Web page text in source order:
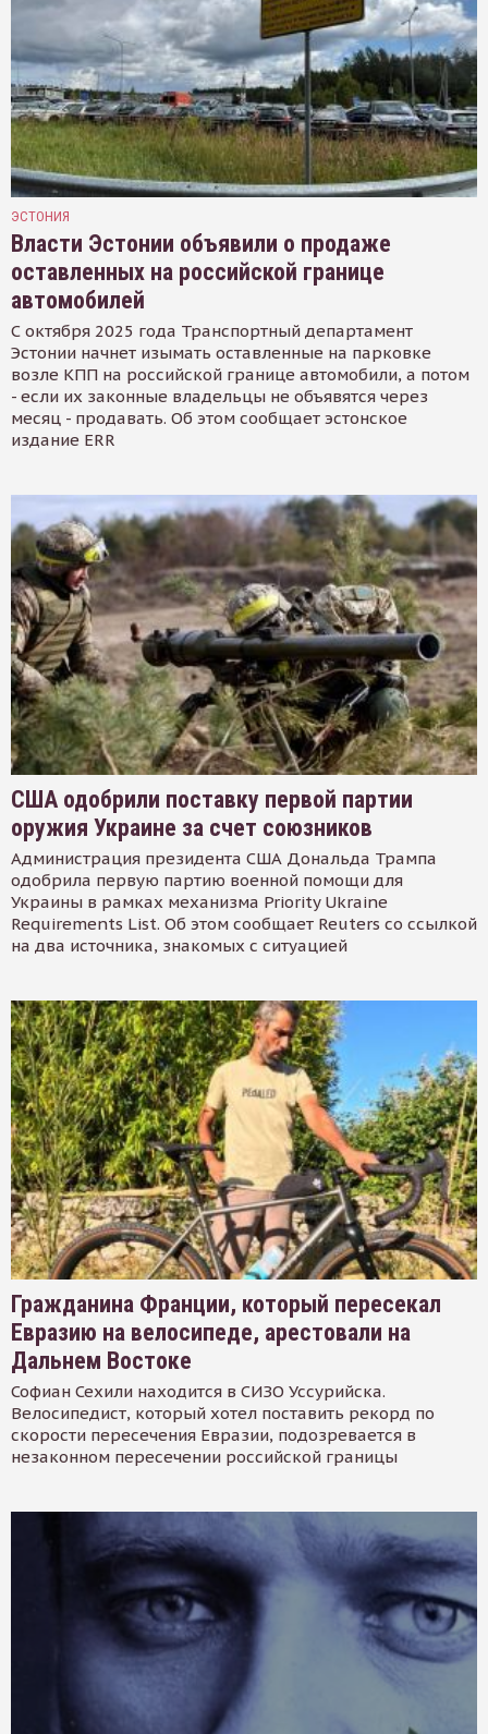
ЭСТОНИЯ
Власти Эстонии объявили о продаже
оставленных на российской границе
автомобилей
С октября 2025 года Транспортный департамент
Эстонии начнет изымать оставленные на парковке
возле КПП на российской границе автомобили, а потом
- если их законные владельцы не объявятся через
месяц - продавать. Об этом сообщает эстонское
издание ERR
США одобрили поставку первой партии
оружия Украине за счет союзников
Администрация президента США Дональда Трампа
одобрила первую партию военной помощи для
Украины в рамках механизма Priority Ukraine
Requirements List. Об этом сообщает Reuters со ссылкой
на два источника, знакомых с ситуацией
Гражданина Франции, который пересекал
Евразию на велосипеде, арестовали на
Дальнем Востоке
Софиан Сехили находится в СИЗО Уссурийска.
Велосипедист, который хотел поставить рекорд по
скорости пересечения Евразии, подозревается в
незаконном пересечении российской границы